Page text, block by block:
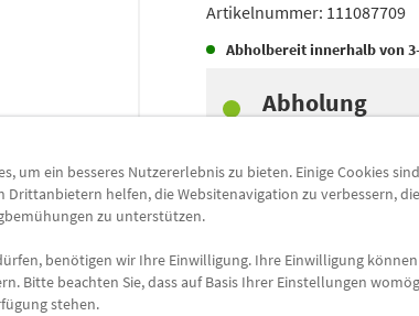
Artikelnummer: 111087709
Abholbereit innerhalb von
Abholung
um ein besseres Nutzererlebnis zu bieten. Einige Cookies
helfen, die Websitenavigation zu verbessern,
zu unterstützen.
benötigen wir Ihre Einwilligung. Ihre Einwilligung
Bitte beachten Sie, dass auf Basis Ihrer Einstellungen
stehen.